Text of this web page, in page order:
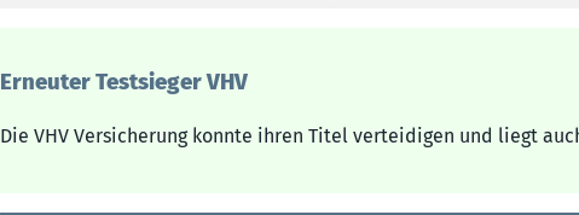
Erneuter Testsieger VHV
Die VHV Versicherung konnte ihren Titel verteidigen und liegt